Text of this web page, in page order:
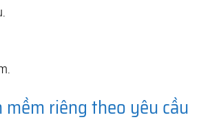
riêng theo yêu cầu